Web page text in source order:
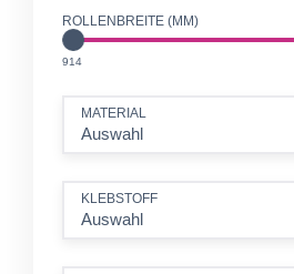
ROLLENBREITE (MM)
914
MATERIAL
Auswahl
KLEBSTOFF
Auswahl